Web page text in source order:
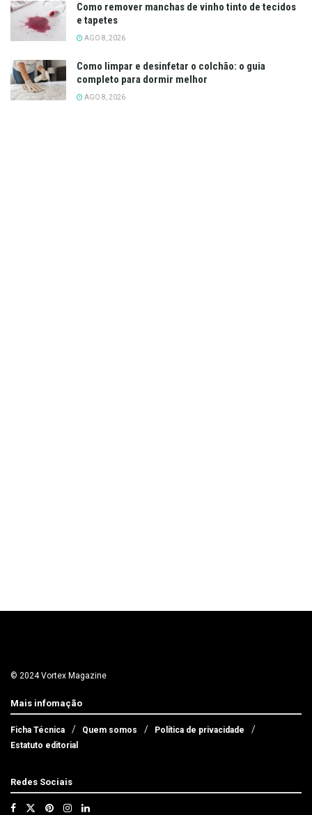
Como remover manchas de vinho tinto de tecidos
e tapetes
AGO 8, 2026
Como limpar e desinfetar o colchão: o guia
completo para dormir melhor
AGO 8, 2026
© 2024 Vortex Magazine
Mais infomação
Ficha Técnica Quem somos
Política de privacidade
Estatuto editorial
Redes Sociais